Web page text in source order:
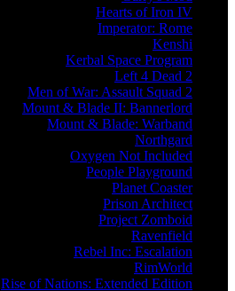
Hearts of Iron IV
Imperator: Rome
Kenshi
Kerbal Space Program
Left 4 Dead 2
Men of War: Assault Squad 2
Mount & Blade II: Bannerlord
Mount & Blade: Warband
Northgard
Oxygen Not Included
People Playground
Planet Coaster
Prison Architect
Project Zomboid
Ravenfield
Rebel Inc: Escalation
RimWorld
Rise of Nations: Extended Edition